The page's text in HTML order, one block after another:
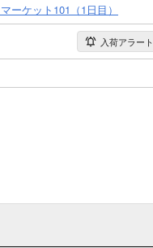
ケット101（1日目）
入荷アラート